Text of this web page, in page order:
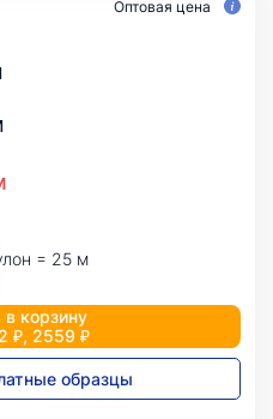
Оптовая цена
= 25 м
корзину
₽, 2559 ₽
образцы